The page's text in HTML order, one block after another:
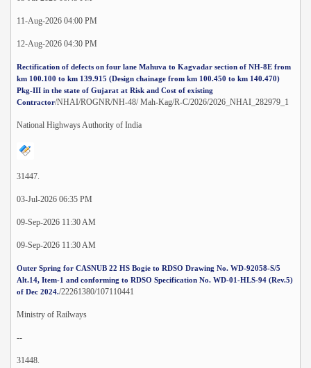
11-Aug-2026 04:00 PM
12-Aug-2026 04:30 PM
Rectification of defects on four lane Mahuva to Kagvadar section of NH-8E from
km 100.100 to km 139.915 (Design chainage from km 100.450 to km 140.470)
Pkg-III in the state of Gujarat at Risk and Cost of existing
Contractor/NHAI/ROGNR/NH-48/ Mah-Kag/R-C/2026/2026_NHAI_282979_1
National Highways Authority of India
31447.
03-Jul-2026 06:35 PM
09-Sep-2026 11:30 AM
09-Sep-2026 11:30 AM
Outer Spring for CASNUB 22 HS Bogie to RDSO Drawing No. WD-92058-S/5
Alt.14, Item-1 and conforming to RDSO Specification No. WD-01-HLS-94 (Rev.5)
of Dec 2024./22261380/107110441
Ministry of Railways
--
31448.